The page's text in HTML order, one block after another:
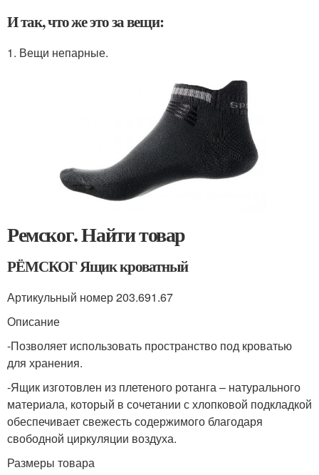
И так, что же это за вещи:
1. Вещи непарные.
Ремског. Найти товар
РЁМСКОГ Ящик кроватный
Артикульный номер 203.691.67
Описание
-Позволяет использовать пространство под кроватью
для хранения.
-Ящик изготовлен из плетеного ротанга – натурального
материала, который в сочетании с хлопковой подкладкой
обеспечивает свежесть содержимого благодаря
свободной циркуляции воздуха.
Размеры товара